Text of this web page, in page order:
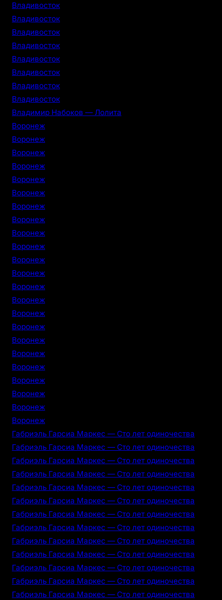
Владивосток
Владивосток
Владивосток
Владивосток
Владивосток
Владивосток
Владивосток
Владивосток
Владимир Набоков — Лолита
Воронеж
Воронеж
Воронеж
Воронеж
Воронеж
Воронеж
Воронеж
Воронеж
Воронеж
Воронеж
Воронеж
Воронеж
Воронеж
Воронеж
Воронеж
Воронеж
Воронеж
Воронеж
Воронеж
Воронеж
Воронеж
Воронеж
Воронеж
Габриэль Гарсиа Маркес — Сто лет одиночества
Габриэль Гарсиа Маркес — Сто лет одиночества
Габриэль Гарсиа Маркес — Сто лет одиночества
Габриэль Гарсиа Маркес — Сто лет одиночества
Габриэль Гарсиа Маркес — Сто лет одиночества
Габриэль Гарсиа Маркес — Сто лет одиночества
Габриэль Гарсиа Маркес — Сто лет одиночества
Габриэль Гарсиа Маркес — Сто лет одиночества
Габриэль Гарсиа Маркес — Сто лет одиночества
Габриэль Гарсиа Маркес — Сто лет одиночества
Габриэль Гарсиа Маркес — Сто лет одиночества
Габриэль Гарсиа Маркес — Сто лет одиночества
Габриэль Гарсиа Маркес — Сто лет одиночества